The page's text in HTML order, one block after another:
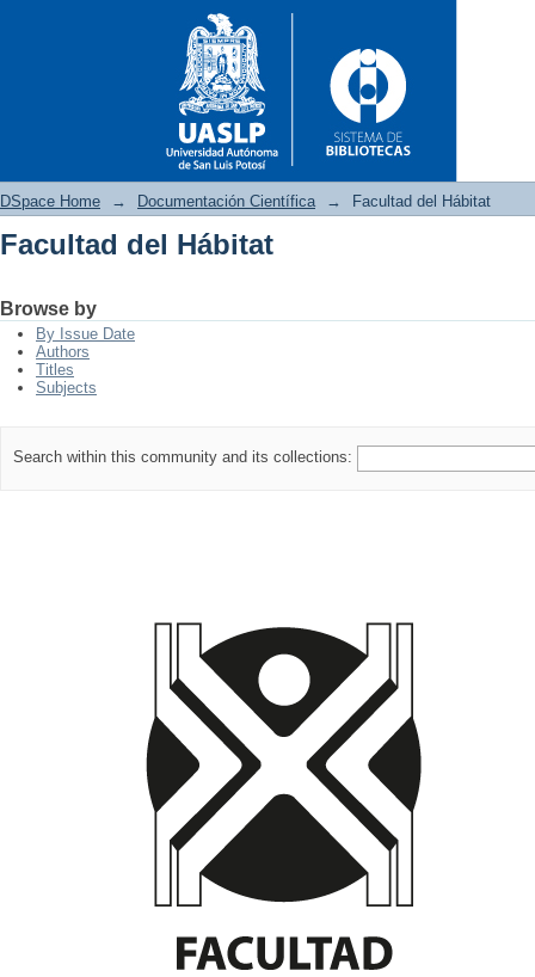
DSpace Home → Documentación Científica → Facultad del Hábitat
Facultad del Hábitat
Browse by
By Issue Date
Authors
Titles
Subjects
Search within this community and its collections: